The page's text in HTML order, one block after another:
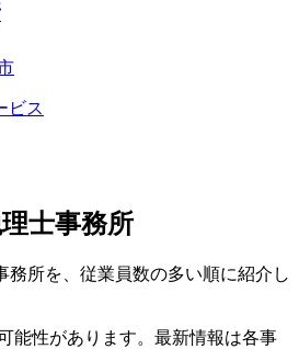
ビス
士事務所
務所を、従業員数の多い順に紹介し
能性があります。最新情報は各事